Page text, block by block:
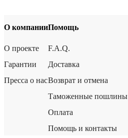
О компании
О проекте
Гарантии
Пресса о нас
Помощь
F.A.Q.
Доставка
Возврат и отмена
Таможенные пошлины
Оплата
Помощь и контакты